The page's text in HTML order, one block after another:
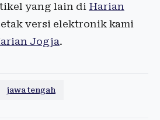
yang lain di Harian
versi elektronik kami
Jogja.
jawa tengah